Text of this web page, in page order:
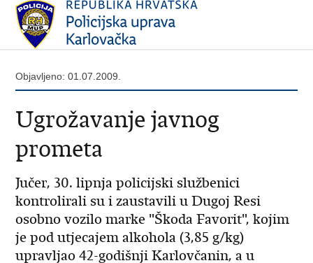
Objavljeno: 01.07.2009.
Ugrožavanje javnog
prometa
Jučer, 30. lipnja policijski službenici
kontrolirali su i zaustavili u Dugoj Resi
osobno vozilo marke "Škoda Favorit", kojim
je pod utjecajem alkohola (3,85 g/kg)
upravljao 42-godišnji Karlovčanin, a u